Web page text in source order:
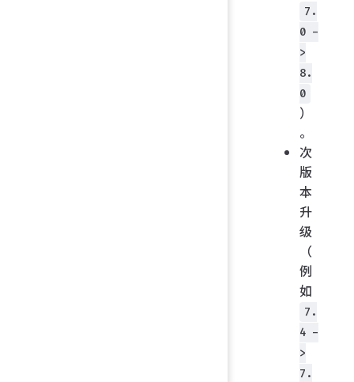
7.
0 -
>
8.
0
）
。
次
版
本
升
级
（
例
如
7.
4 -
>
7.